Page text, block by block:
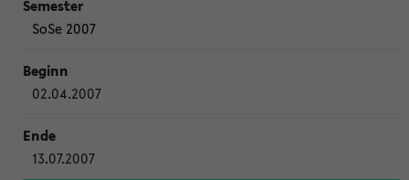
SoSe 2007
02.04.2007
13.07.2007